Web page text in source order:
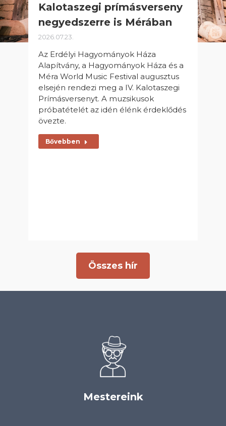
Kalotaszegi prímásverseny
negyedszerre is Mérában
2026.07.23.
Az Erdélyi Hagyományok Háza
Alapítvány, a Hagyományok Háza és a
Méra World Music Festival augusztus
elsején rendezi meg a IV. Kalotaszegi
Prímásversenyt. A muzsikusok
próbatételét az idén élénk érdeklődés
övezte.
Bővebben
Összes hír
Mestereink